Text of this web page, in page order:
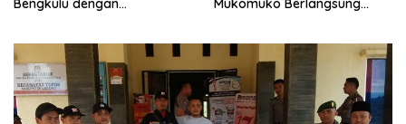
Mukomuko Berlangsung